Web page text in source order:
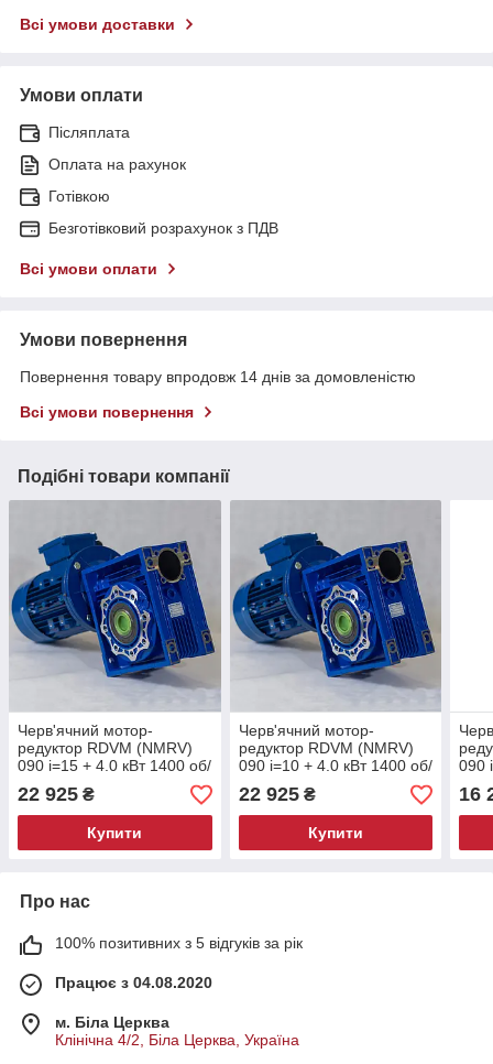
Всі умови доставки
Умови оплати
Післяплата
Оплата на рахунок
Готівкою
Безготівковий розрахунок з ПДВ
Всі умови оплати
Умови повернення
Повернення товару впродовж 14 днів за домовленістю
Всі умови повернення
Подібні товари компанії
Черв'ячний мотор-
редуктор RDVM (NMRV)
090 і=15 + 4.0 кВт 1400 об/
хв 3 фази (93.3 об/хв з
редуктора)
22 925 ₴
Купити
Черв'ячний мотор-
редуктор RDVM (NMRV)
090 і=10 + 4.0 кВт 1400 об/
хв 3 фази (140 об/хв з
редуктора)
22 925₴
Купити
090
об/
16
Про нас
100% позитивних з 5 відгуків за рік
Працює з 04.08.2020
м. Біла Церква
Клінічна 4/2, Біла Церква, Україна